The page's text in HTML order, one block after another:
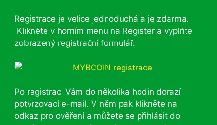
Registrace je velice jednoduchá a je zdarma.
Klikněte v horním menu na Register a vyplňte
zobrazený registrační formulář.
Po registraci Vám do několika hodin dorazí
potvrzovací e-mail. V něm pak klikněte na
odkaz pro ověření a můžete se přihlásit do